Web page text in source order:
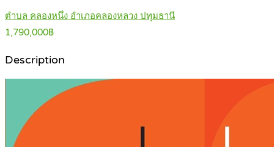
ตำบล คลองหนึ่ง อำเภอคลองหลวง ปทุมธานี
1,790,000฿
Description